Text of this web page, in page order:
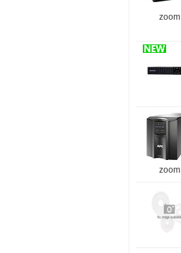
zoom
zoom